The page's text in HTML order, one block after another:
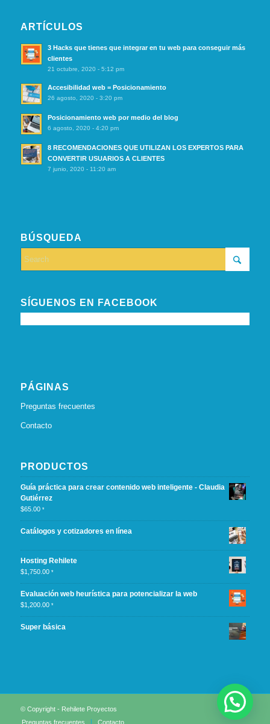
ARTÍCULOS
3 Hacks que tienes que integrar en tu web para conseguir más
clientes
21 octubre, 2020 - 5:12 pm
Accesibilidad web = Posicionamiento
26 agosto, 2020 - 3:20 pm
Posicionamiento web por medio del blog
6 agosto, 2020 - 4:20 pm
8 RECOMENDACIONES QUE UTILIZAN LOS EXPERTOS PARA
CONVERTIR USUARIOS A CLIENTES
7 junio, 2020 - 11:20 am
BÚSQUEDA
SÍGUENOS EN FACEBOOK
PÁGINAS
Preguntas frecuentes
Contacto
PRODUCTOS
Guía práctica para crear contenido web inteligente - Claudia
Gutiérrez
$65.00 *
Catálogos y cotizadores en línea
Hosting Rehilete
$1,750.00 *
Evaluación web heurística para potencializar la web
$1,200.00 *
Super básica
© Copyright - Rehilete Proyectos
Preguntas frecuentes
Contacto